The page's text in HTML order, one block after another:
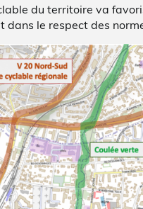
du territoire va
dans le respect des